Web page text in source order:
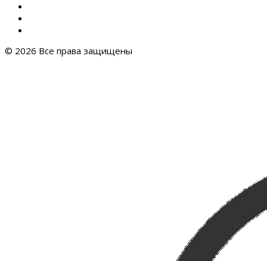
© 2026 Все права защищены